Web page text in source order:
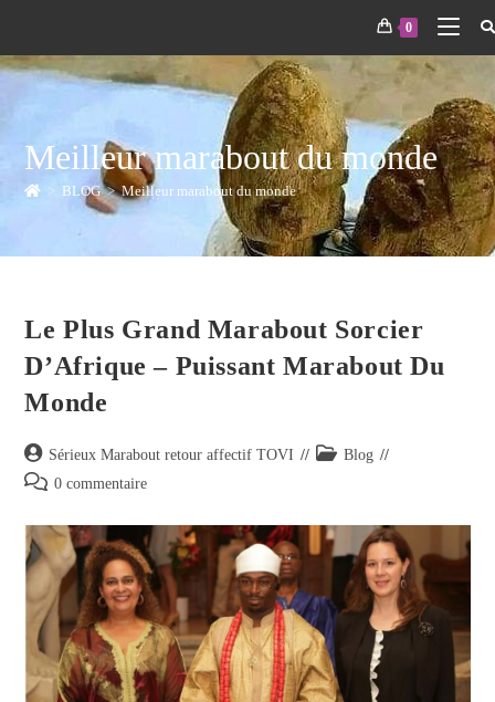
0
Meilleur marabout du monde
> BLOG > Meilleur marabout du monde
Le Plus Grand Marabout Sorcier
D’Afrique – Puissant Marabout Du
Monde
Sérieux Marabout retour affectif TOVI
Blog
0 commentaire